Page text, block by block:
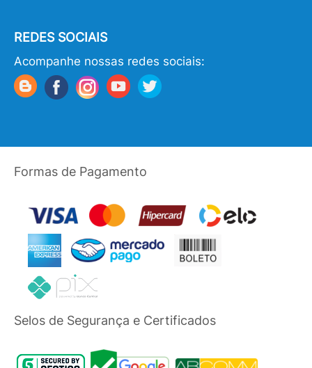
REDES SOCIAIS
Acompanhe nossas redes sociais:
Formas de Pagamento
Selos de Segurança e Certificados